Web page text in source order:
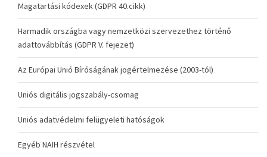
Magatartási kódexek (GDPR 40.cikk)
Harmadik országba vagy nemzetközi szervezethez történő
adattovábbítás (GDPR V. fejezet)
Az Európai Unió Bíróságának jogértelmezése (2003-tól)
Uniós digitális jogszabály-csomag
Uniós adatvédelmi felügyeleti hatóságok
Egyéb NAIH részvétel